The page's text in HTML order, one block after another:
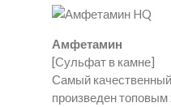
Амфетамин
[Сульфат в камне]
Самый
произведен